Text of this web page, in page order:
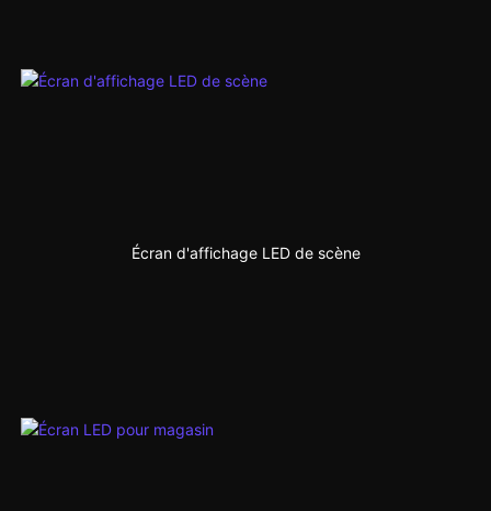
Écran d'affichage LED de scène